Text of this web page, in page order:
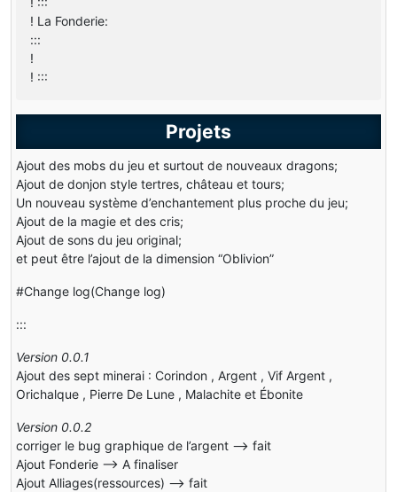
! La Fonderie:
:::
!
! :::
Projets
Ajout des mobs du jeu et surtout de nouveaux dragons;
Ajout de donjon style tertres, château et tours;
Un nouveau système d’enchantement plus proche du jeu;
Ajout de la magie et des cris;
Ajout de sons du jeu original;
et peut être l’ajout de la dimension “Oblivion”
#Change log(Change log)
:::
Version 0.0.1
Ajout des sept minerai : Corindon , Argent , Vif Argent ,
Orichalque , Pierre De Lune , Malachite et Ébonite
Version 0.0.2
corriger le bug graphique de l’argent –> fait
Ajout Fonderie --> A finaliser
Ajout Alliages(ressources) --> fait